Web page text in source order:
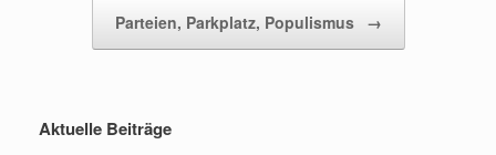
Parteien, Parkplatz, Populismus →
Aktuelle Beiträge